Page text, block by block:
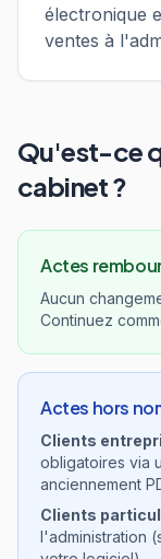
électronique
ventes à
Qu'est-ce
cabinet ?
Actes
Aucun
Continuez
Actes hors
Clients
obligatoires via
anciennement
Clients
l'administration